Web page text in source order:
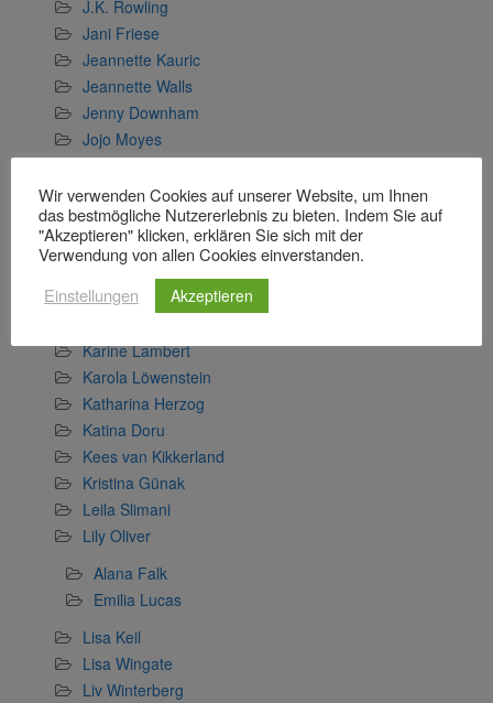
J.K. Rowling
Jani Friese
Jeannette Kauric
Jeannette Walls
Jenny Downham
Jojo Moyes
Judy Astley
Juli Zeh
Julia Whelan
Kai Meyer
Kanae Minato
Karin Bergrath
Karine Lambert
Karola Löwenstein
Katharina Herzog
Katina Doru
Kees van Kikkerland
Kristina Günak
Leila Slimani
Lily Oliver
Alana Falk
Emilia Lucas
Lisa Keil
Lisa Wingate
Liv Winterberg
Wir verwenden Cookies auf unserer Website, um Ihnen
das bestmögliche Nutzererlebnis zu bieten. Indem Sie auf
"Akzeptieren" klicken, erklären Sie sich mit der
Verwendung von allen Cookies einverstanden.
Einstellungen
Akzeptieren